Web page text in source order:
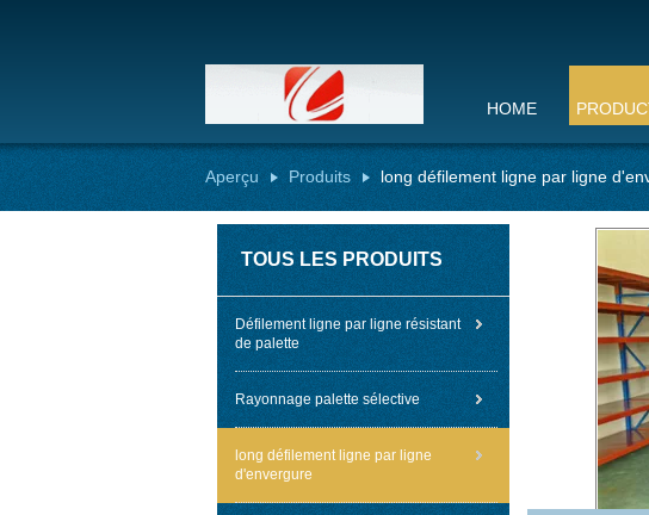
HOME
Aperçu Produits long défilement ligne par ligne
TOUS LES PRODUITS
Défilement ligne par ligne résistant
de palette
Rayonnage palette sélective
long défilement ligne par ligne
d'envergure